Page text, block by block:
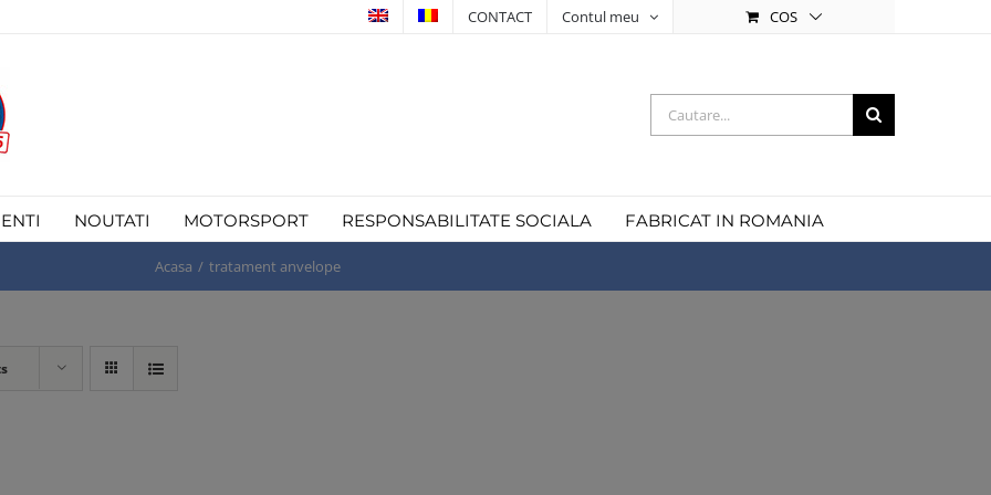
CONTACT Contul meu COS
Cautare...
NOUTATI MOTORSPORT RESPONSABILITATE SOCIALA FABRICAT IN ROMANIA
Acasa tratament anvelope